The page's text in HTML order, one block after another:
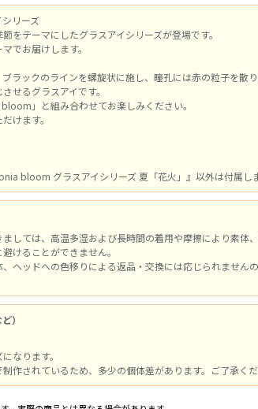
リーズ
をテーマにしたグラスアイシリーズが登場です。
でお届けします。
ラックのラインを螺旋状に施し、瞳孔には赤の粒子を散り
せるグラスアイです。
」と組み合わせてお楽しみください。
けます。
bloom グラスアイシリーズ 夏「花火」』以外は付属し
しては、高温多湿および長時間の着用や摩擦により素体
けることができません。
ヘッドへの色移りによる返品・交換には応じられません
）
なります。
作されているため、多少の個体差があります。ご了承く